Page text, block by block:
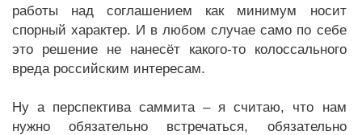
работы над соглашением как минимум носит
спорный характер. И в любом случае само по себе
это решение не нанесёт какого-то колоссального
вреда российским интересам.
Ну а перспектива саммита – я считаю, что нам
нужно обязательно встречаться, обязательно